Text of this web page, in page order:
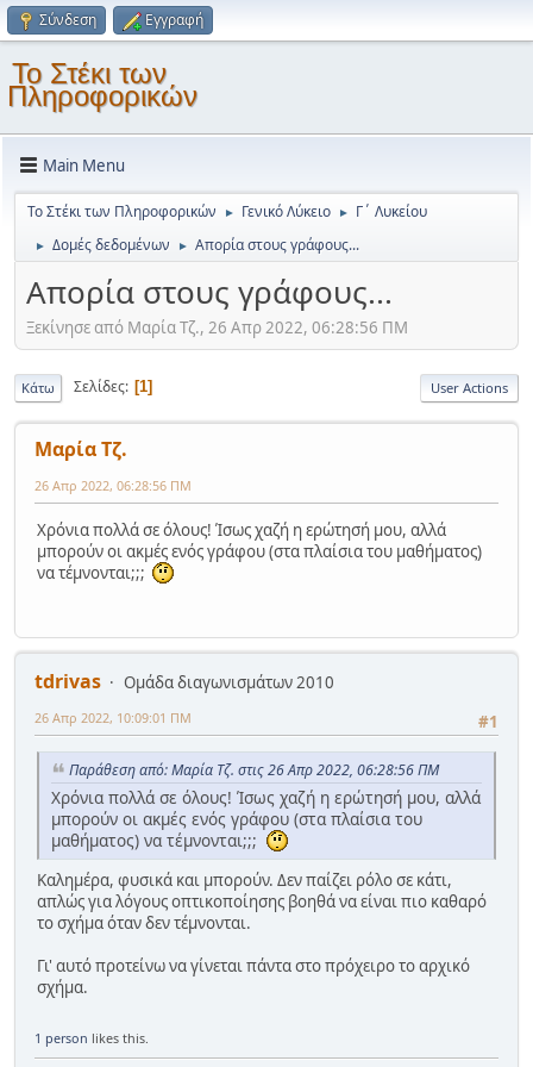
Σύνδεση Εγγραφή
Το Στέκι των
Πληροφορικών
Main Menu
Το Στέκι των Πληροφορικών ► Γενικό Λύκειο ► Γ΄ Λυκείου
► Δομές δεδομένων ► Απορία στους γράφους...
Απορία στους γράφους...
Ξεκίνησε από Mαρία Τζ., 26 Απρ 2022, 06:28:56 ΠΜ
Κάτω Σελίδες 1 User Actions
Mαρία Τζ.
26 Απρ 2022, 06:28:56 ΠΜ
Χρόνια πολλά σε όλους! Ίσως χαζή η ερώτησή μου, αλλά
μπορούν οι ακμές ενός γράφου (στα πλαίσια του μαθήματος)
να τέμνονται;;;
tdrivas
Ομάδα διαγωνισμάτων 2010
#1
26 Απρ 2022, 10:09:01 ΠΜ
Παράθεση από: Mαρία Τζ. στις 26 Απρ 2022, 06:28:56 ΠΜ
Χρόνια πολλά σε όλους! Ίσως χαζή η ερώτησή μου, αλλά
μπορούν οι ακμές ενός γράφου (στα πλαίσια του
μαθήματος) να τέμνονται;;;
Καλημέρα, φυσικά και μπορούν. Δεν παίζει ρόλο σε κάτι,
απλώς για λόγους οπτικοποίησης βοηθά να είναι πιο καθαρό
το σχήμα όταν δεν τέμνονται.
Γι' αυτό προτείνω να γίνεται πάντα στο πρόχειρο το αρχικό
σχήμα.
1 person likes this.